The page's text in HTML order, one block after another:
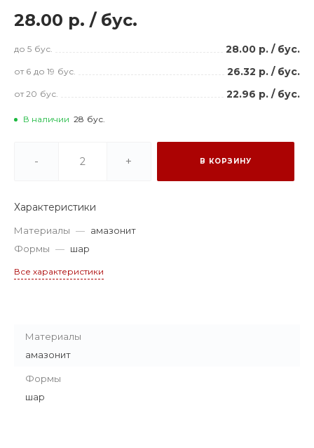
28.00 р. / бус.
до 5 бус. 28.00 р. / бус.
от 6 до 19 бус. 26.32 р. / бус.
от 20 бус. 22.96 р. / бус.
В наличии 28 бус.
- + В КОРЗИНУ
Характеристики
Материалы — амазонит
Формы — шар
Все характеристики
Материалы
амазонит
Формы
шар